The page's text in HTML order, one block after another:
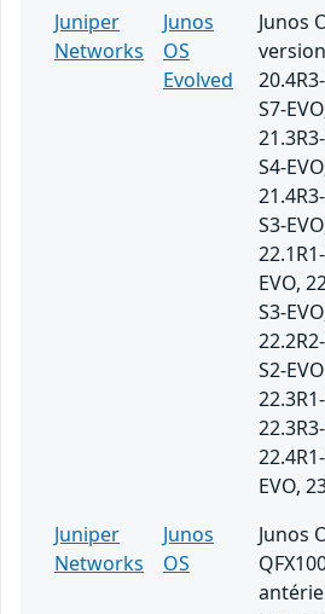
Juniper
Networks
Junos
OS
Evolved
Junos
S7-
S4-
S3-
EVO,
S3-
S2-
EVO,
Juniper
Networks
Junos
OS
Junos